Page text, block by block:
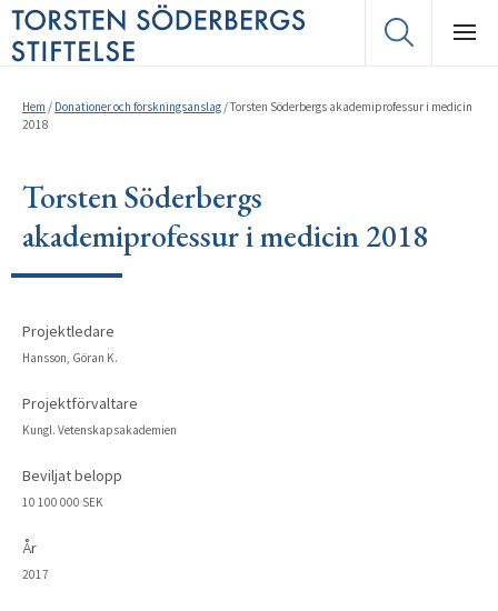
Hem / Donationer och forskningsanslag /Torsten Söderbergs akademiprofessur i medicin
2018
Torsten Söderbergs
akademiprofessur i medicin 2018
Projektledare
Hansson, Göran K.
Projektförvaltare
Kungl. Vetenskapsakademien
Beviljat belopp
10 100 000 SEK
År
2017